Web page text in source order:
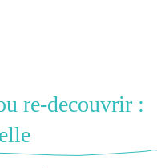
re-decouvrir :